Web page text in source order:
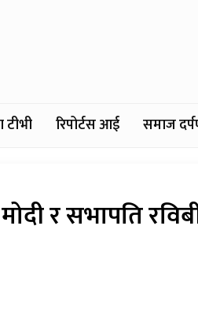
टीभी रिपोर्टस आई समाज
र सभापति